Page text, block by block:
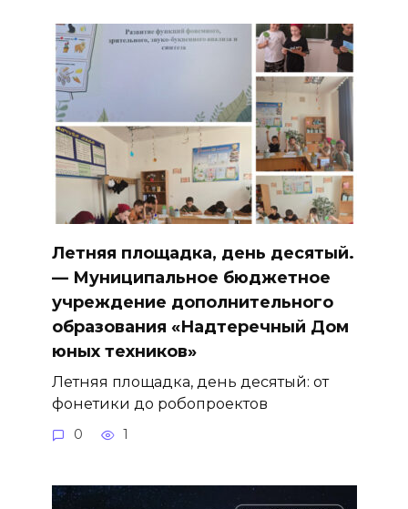
Летняя площадка, день десятый.
— Муниципальное бюджетное
учреждение дополнительного
образования «Надтеречный Дом
юных техников»
Летняя площадка, день десятый: от
фонетики до робопроектов
0 1